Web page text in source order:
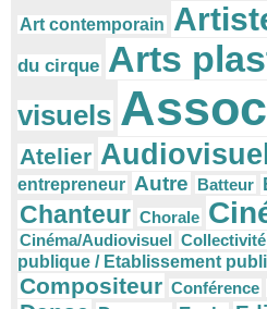
Art contemporain
du cirque Arts
visuels
Atelier
entrepreneur Autre Batteur
Chanteur Chorale
Cinéma/Audiovisuel
publique / Etablissement
Compositeur Conférence